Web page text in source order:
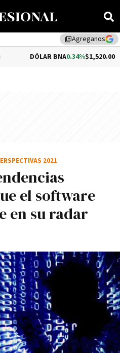
library_addAgreganos
BNA 0.34%$1,520.00
el software
en su radar
2021